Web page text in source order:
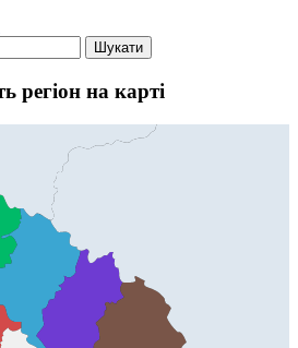
регіон на карті